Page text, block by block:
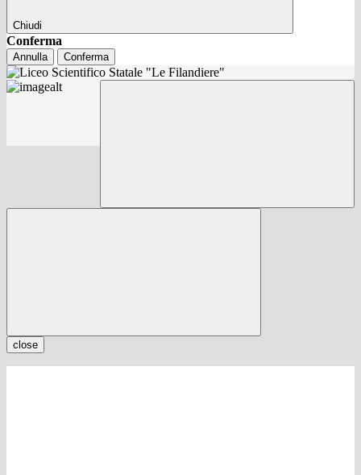
Chiudi
Conferma
Annulla Conferma
close